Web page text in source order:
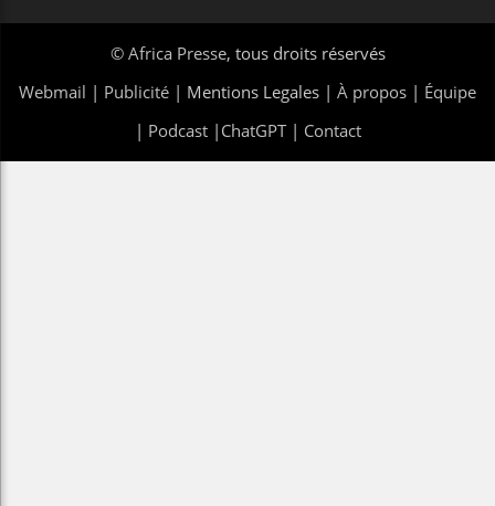
© Africa Presse, tous droits réservés
Webmail | Publicité | Mentions Legales | À propos | Équipe
| Podcast| ChatGPT| Contact